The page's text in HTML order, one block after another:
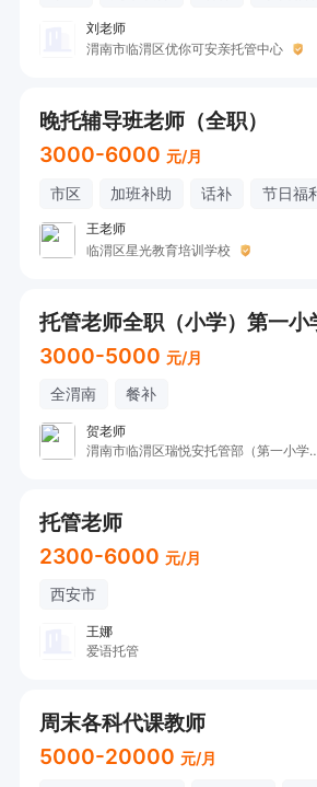
刘老师
渭南市临渭区优你可安亲托管中心
晚托辅导班老师（全职）
3000-6000 元/月
市区 加班补助 话补 节日福
王老师
临渭区星光教育培训学校
托管老师全职（小学）第一小
3000-5000 元/月
全渭南 餐补
贺老师
渭南市临渭区瑞悦安托管
托管老师
2300-6000 元/月
西安市
王娜
爱语托管
周末各科代课教师
5000-20000 元/月